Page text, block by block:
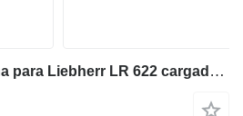
Liebherr LR 622 cabina para Liebherr LR 622 cargadora de cadenas